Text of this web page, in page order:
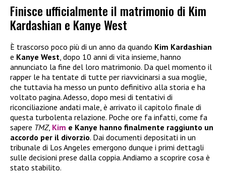
Finisce ufficialmente il matrimonio di Kim
Kardashian e Kanye West
È trascorso poco più di un anno da quando Kim Kardashian
e Kanye West, dopo 10 anni di vita insieme, hanno
annunciato la fine del loro matrimonio. Da quel momento il
rapper le ha tentate di tutte per riavvicinarsi a sua moglie,
che tuttavia ha messo un punto definitivo alla storia e ha
voltato pagina. Adesso, dopo mesi di tentativi di
riconciliazione andati male, è arrivato il capitolo finale di
questa turbolenta relazione. Poche ore fa infatti, come fa
sapere TMZ, Kim e Kanye hanno finalmente raggiunto un
accordo per il divorzio. Dai documenti depositati in un
tribunale di Los Angeles emergono dunque i primi dettagli
sulle decisioni prese dalla coppia. Andiamo a scoprire cosa è
stato stabilito.